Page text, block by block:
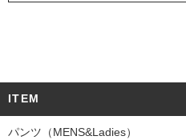
ITEM
パンツ（MENS&Ladies）